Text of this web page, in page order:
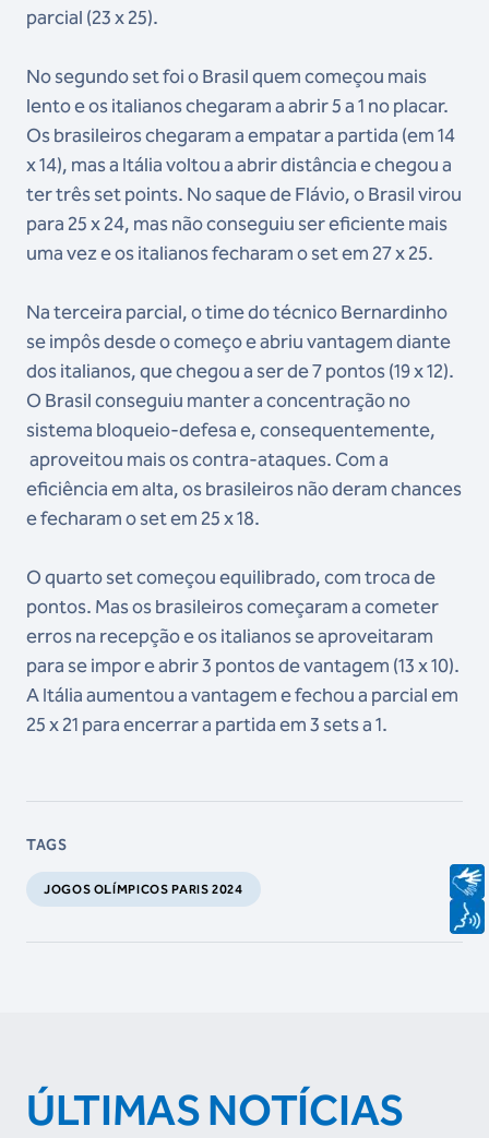
parcial (23 x 25).
No segundo set foi o Brasil quem começou mais
lento e os italianos chegaram a abrir 5 a 1 no placar.
Os brasileiros chegaram a empatar a partida (em 14
x 14), mas a Itália voltou a abrir distância e chegou a
ter três set points. No saque de Flávio, o Brasil virou
para 25 x 24, mas não conseguiu ser eficiente mais
uma vez e os italianos fecharam o set em 27 x 25.
Na terceira parcial, o time do técnico Bernardinho
se impôs desde o começo e abriu vantagem diante
dos italianos, que chegou a ser de 7 pontos (19 x 12).
O Brasil conseguiu manter a concentração no
sistema bloqueio-defesa e, consequentemente,
aproveitou mais os contra-ataques. Com a
eficiência em alta, os brasileiros não deram chances
e fecharam o set em 25 x 18.
O quarto set começou equilibrado, com troca de
pontos. Mas os brasileiros começaram a cometer
erros na recepção e os italianos se aproveitaram
para se impor e abrir 3 pontos de vantagem (13 x 10).
A Itália aumentou a vantagem e fechou a parcial em
25 x 21 para encerrar a partida em 3 sets a 1.
TAGS
JOGOS OLÍMPICOS PARIS 2024
ÚLTIMAS NOTÍCIAS